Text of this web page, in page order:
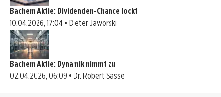
Bachem Aktie: Dividenden-Chance lockt
10.04.2026, 17:04 • Dieter Jaworski
Bachem Aktie: Dynamik nimmt zu
02.04.2026, 06:09 • Dr. Robert Sasse